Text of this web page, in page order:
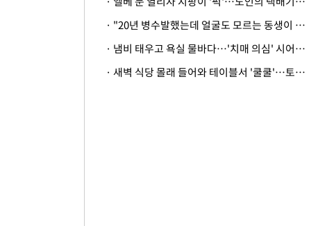
· "20년 병수발했는데 얼굴도 모르는 동생이 유산 절반을"…배다른 형제 상속권 있을까
· 냄비 태우고 욕실 물바다…'치매 의심' 시어머니 검사 권유했다가 '날벼락'
· 새벽 식당 몰래 들어와 테이블서 '쿨쿨'…토사물 남기고 사라진 남성